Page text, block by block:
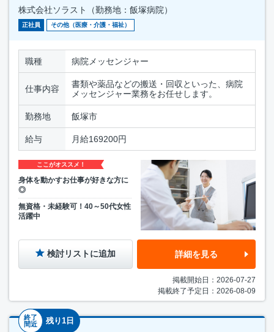
株式会社ソラスト（勤務地：飯塚病院）
正社員 その他（医療・介護・福祉）
職種 病院メッセンジャー
仕事内容
書類や薬品などの搬送・回収といった、病院
メッセンジャー業務をお任せします。
勤務地 飯塚市
給与 月給169200円
ここがオススメ！
身体を動かすお仕事が好きな方に
◎
無資格・未経験可！40～50代女性
活躍中
検討リストに追加 詳細を見る
掲載開始日：2026-07-27
掲載終了予定日：2026-08-09
終了
間近
残り1日